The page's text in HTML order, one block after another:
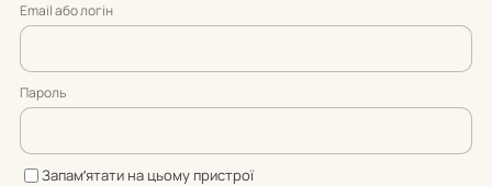
Email або логін
Пароль
Запамʼятати на цьому пристрої